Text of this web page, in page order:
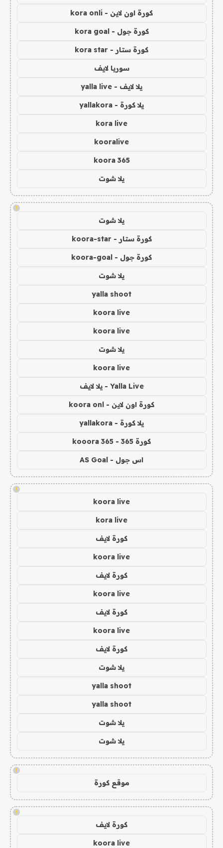
كورة اون لاين - kora onli
كورة جول - kora goal
كورة ستار - kora star
سوريا لايف
يلا لايف - yalla live
يلا كورة - yallakora
kora live
kooralive
koora 365
يلا شوت
!
يلا شوت
كورة ستار - koora-star
كورة جول - koora-goal
يلا شوت
yalla shoot
koora live
koora live
يلا شوت
koora live
Yalla Live - يلا لايف
كورة اون لاين - koora onl
يلا كورة - yallakora
كورة 365 - kooora 365
اس جول - AS Goal
!
koora live
kora live
كورة لايف
koora live
كورة لايف
koora live
كورة لايف
koora live
كورة لايف
يلا شوت
yalla shoot
yalla shoot
يلا شوت
يلا شوت
!
موقع كورة
!
كورة لايف
koora live